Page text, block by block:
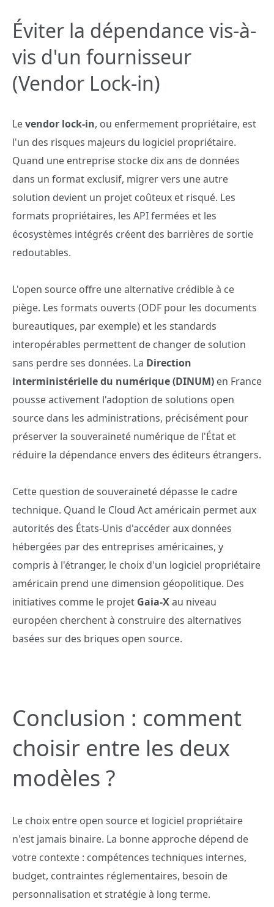
Éviter la dépendance vis-à-
vis d'un fournisseur
(Vendor Lock-in)
Levendor lock-in, ou enfermement propriétaire, est
l'un des risques majeurs du logiciel propriétaire.
Quand une entreprise stocke dix ans de données
dans un format exclusif, migrer vers une autre
solution devient un projet coûteux et risqué. Les
formats propriétaires, les API fermées et les
écosystèmes intégrés créent des barrières de sortie
redoutables.
L'open source offre une alternative crédible à ce
piège. Les formats ouverts (ODF pour les documents
bureautiques, par exemple) et les standards
interopérables permettent de changer de solution
sans perdre ses données. La Direction
interministérielle du numérique (DINUM) en France
pousse activement l'adoption de solutions open
source dans les administrations, précisément pour
préserver la souveraineté numérique de l'État et
réduire la dépendance envers des éditeurs étrangers.
Cette question de souveraineté dépasse le cadre
technique. Quand le Cloud Act américain permet aux
autorités des États-Unis d'accéder aux données
hébergées par des entreprises américaines, y
compris à l'étranger, le choix d'un logiciel propriétaire
américain prend une dimension géopolitique. Des
initiatives comme le projet Gaia-Xau niveau
européen cherchent à construire des alternatives
basées sur des briques open source.
Conclusion : comment
choisir entre les deux
modèles ?
Le choix entre open source et logiciel propriétaire
n'est jamais binaire. La bonne approche dépend de
votre contexte : compétences techniques internes,
budget, contraintes réglementaires, besoin de
personnalisation et stratégie à long terme.